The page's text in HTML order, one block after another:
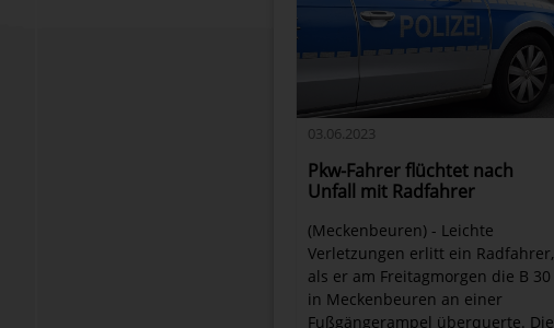
03.06.2023
Pkw-Fahrer flüchtet nach
Unfall mit Radfahrer
(Meckenbeuren) - Leichte
Verletzungen erlitt ein Radfahrer,
als er am Freitagmorgen die B 30
in Meckenbeuren an einer
Fußgängerampel überquerte. Die